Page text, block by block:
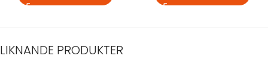
LIKNANDE PRODUKTER